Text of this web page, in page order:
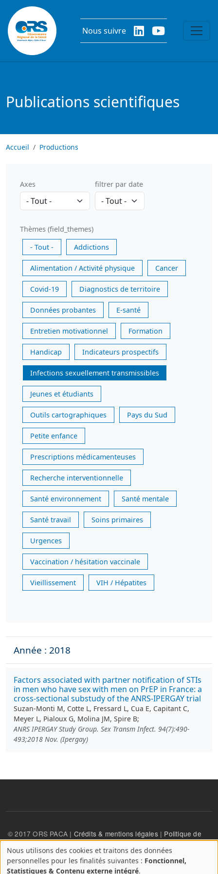
Aller au contenu principal
Nous suivre
Publications scientifiques
Accueil Productions
Axes filtrer par date
Thèmes (field_themes)
- Tout -
Addictions
Alimentation / Activité physique Cancer
Covid-19 Diagnostics de territoire
Données probantes E-santé
Entretien motivationnel Formation
Handicap Indicateurs prospectifs
Infections sexuellement transmissibles
Jeunes et étudiants
Outils cartographiques Pays du Sud
Petite enfance
Prescriptions médicamenteuses
Recherche interventionnelle
Santé environnement Santé mentale
Santé travail Soins primaires
Urgences
Vaccination / hésitation vaccinale
Vieillissement VIH / Hépatites
Année : 2018
Factors associated with partner notification of STIs
in men who have sex with men on PrEP in France: a
cross-sectional substudy of the ANRS-IPERGAY trial
Suzan-Monti M, Cotte L, Fressard L, Cua E, Capitant C,
Meyer L, Pialoux G, Molina JM, Spire B;
ANRS IPERGAY Study Group. Sex Transm Infect. 94(7):490-
493;2018 Nov. (Ipergay)
© 2017 ORS PACA | Crédits & mentions légales| Politique de
confidentialité
A
propos
Nous utilisons des cookies et traitons des données
personnelles pour les finalités suivantes : Fonctionnel,
Statistiques & Contenu externe intégré.